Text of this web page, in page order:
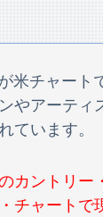
イザ、まだイ
けノースリー
米チャート
やアーティ
ています。
カントリー
チャートで